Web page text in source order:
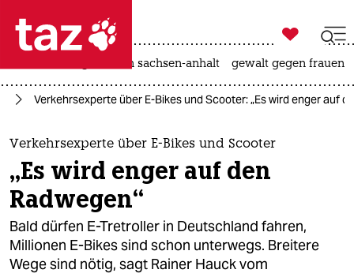
 taz zahl ich
taz zahl ich
themen
politik
öko
gesellschaft

taz zahl ich
landtagswahl in sachsen-anhalt gewalt gegen frauen
Verkehrsexperte über E-Bikes und Scooter: „Es wird enger auf
Verkehrsexperte über E-Bikes und Scooter
„Es wird enger auf den
Radwegen“
Bald dürfen E-Tretroller in Deutschland fahren,
Millionen E-Bikes sind schon unterwegs. Breitere
Wege sind nötig, sagt Rainer Hauck vom